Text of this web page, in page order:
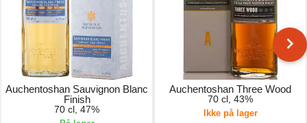
Auchentoshan Sauvignon Blanc
Finish
70 cl, 47%
Auchentoshan Three Wood
70 cl, 43%
Ikke på lager